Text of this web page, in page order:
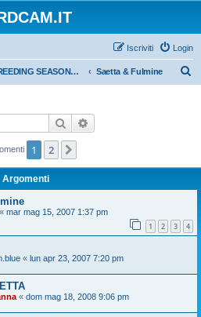
Login
Iscriviti
BREEDING SEASONS 2007-2008 Saetta & Fulmine
Cerca
1 2
Argomenti
« mar mag 15, 2007 1:37 pm
1 2 3 4
« lun apr 23, 2007 7:20 pm
« dom mag 18, 2008 9:06 pm